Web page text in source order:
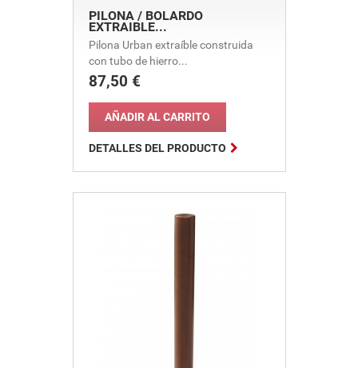
PILONA / BOLARDO
EXTRAIBLE...
Pilona Urban extraíble construida
con tubo de hierro...
Precio
87,50 €

AÑADIR AL CARRITO
DETALLES DEL PRODUCTO